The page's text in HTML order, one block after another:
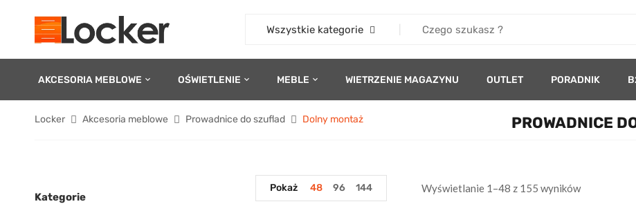
Wszystkie kategorie
AKCESORIA MEBLOWE OŚWIETLENIE MEBLE WIETRZENIE MAGAZYNU OUTLET PORADNIK
Locker Akcesoria meblowe Prowadnice do szuflad Dolny montaż PROWADNICE
Kategorie
Wyświetlanie 1–48 z 155 wyników
Pokaż 48 96 144